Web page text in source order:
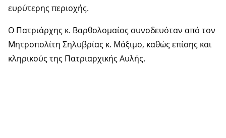
ευρύτερης περιοχής.
Ο Πατριάρχης κ. Βαρθολομαίος συνοδευόταν από τον
Μητροπολίτη Σηλυβρίας κ. Μάξιμο, καθώς επίσης και
κληρικούς της Πατριαρχικής Αυλής.